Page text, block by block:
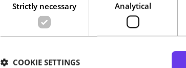
Strictly necessary Analytical
COOKIE SETTINGS